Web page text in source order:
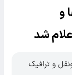
و
و ترافیک